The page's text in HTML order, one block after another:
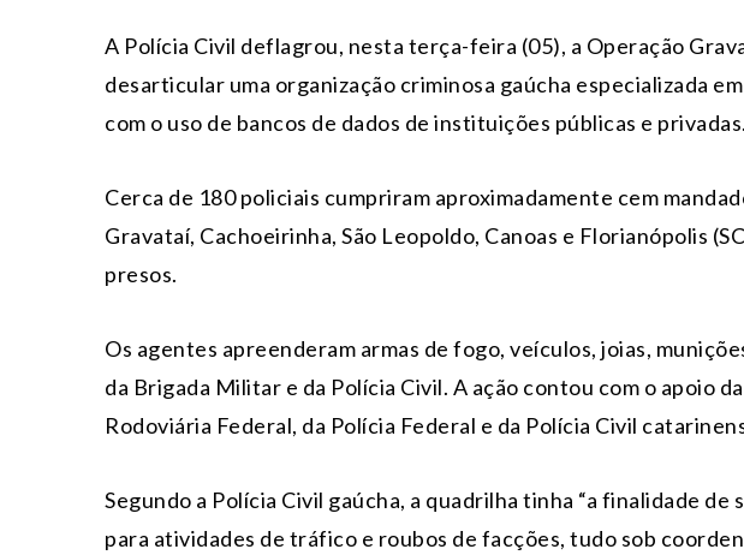
A Polícia Civil deflagrou, nesta terça-feira (05), a Operação
desarticular uma organização criminosa gaúcha especializada
com o uso de bancos de dados de instituições públicas e privadas.
Cerca de 180 policiais cumpriram aproximadamente cem
Gravataí, Cachoeirinha, São Leopoldo, Canoas e Florianópolis
presos.
Os agentes apreenderam armas de fogo, veículos, joias,
da Brigada Militar e da Polícia Civil. A ação contou com o apoio
Rodoviária Federal, da Polícia Federal e da Polícia Civil
Segundo a Polícia Civil gaúcha, a quadrilha tinha “a finalidade
para atividades de tráfico e roubos de facções, tudo sob